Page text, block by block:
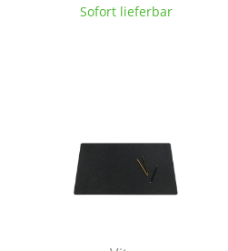
Sofort lieferbar